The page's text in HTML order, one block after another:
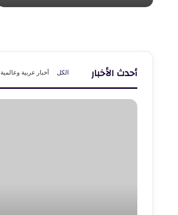
أحدث الأخبار الكل أخبار عربية وعالمية